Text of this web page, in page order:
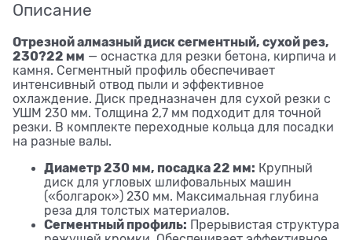
Описание
Отрезной алмазный диск сегментный, сухой рез,
230?22 мм — оснастка для резки бетона, кирпича и
камня. Сегментный профиль обеспечивает
интенсивный отвод пыли и эффективное
охлаждение. Диск предназначен для сухой резки с
УШМ 230 мм. Толщина 2,7 мм подходит для точной
резки. В комплекте переходные кольца для посадки
на разные валы.
Диаметр 230 мм, посадка 22 мм: Крупный
диск для угловых шлифовальных машин
(«болгарок») 230 мм. Максимальная глубина
реза для толстых материалов.
Сегментный профиль: Прерывистая структура